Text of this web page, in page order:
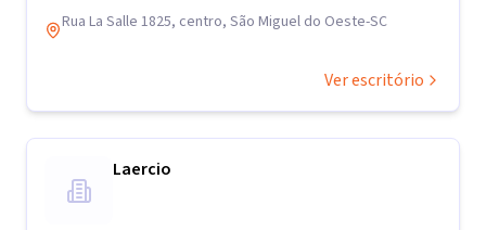
Rua La Salle 1825, centro, São Miguel do Oeste-SC
Ver escritório
Laercio